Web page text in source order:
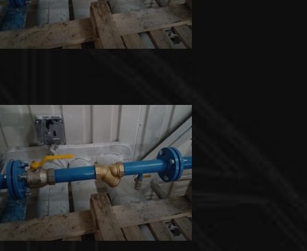
Běžná údržbářská činnost Montážní práce
Mostecká montážní a.s.
Běžná údržbářská činnost
INNO-COMP BOHEMIA s.r.o.